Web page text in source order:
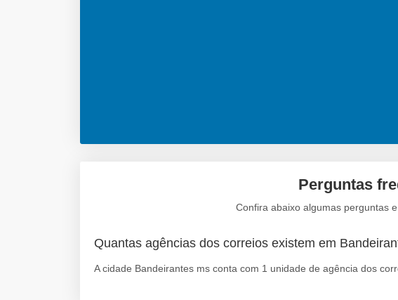
Perguntas
Confira abaixo algumas perguntas
Quantas agências dos correios existem em
A cidade Bandeirantes ms conta com 1 unidade de agência dos